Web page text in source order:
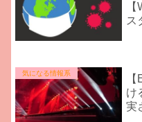
ス
気になる情報系
け
実